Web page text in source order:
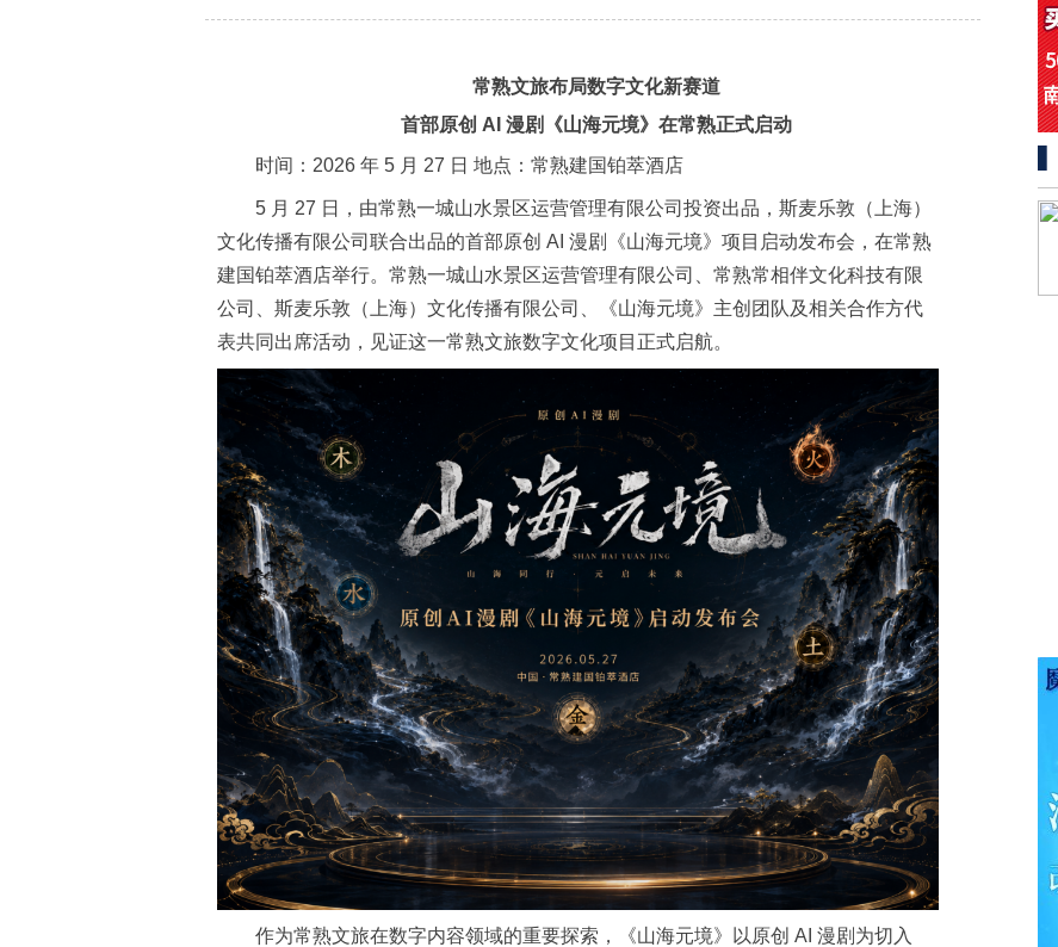
常熟文旅布局数字文化新赛道
首部原创 AI 漫剧《山海元境》在常熟正式启动
时间：2026 年 5 月 27 日 地点：常熟建国铂萃酒店
5 月 27 日，由常熟一城山水景区运营管理有限公司投资出品，斯麦乐敦（上海）
文化传播有限公司联合出品的首部原创 AI 漫剧《山海元境》项目启动发布会，在常熟
建国铂萃酒店举行。常熟一城山水景区运营管理有限公司、常熟常相伴文化科技有限
公司、斯麦乐敦（上海）文化传播有限公司、《山海元境》主创团队及相关合作方代
表共同出席活动，见证这一常熟文旅数字文化项目正式启航。
作为常熟文旅在数字内容领域的重要探索，《山海元境》以原创 AI 漫剧为切入